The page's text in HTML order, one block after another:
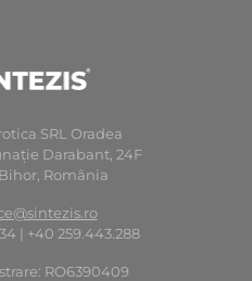
SRL Oradea
Darabant, 24F
România
| +40 259.443.288
RO6390409